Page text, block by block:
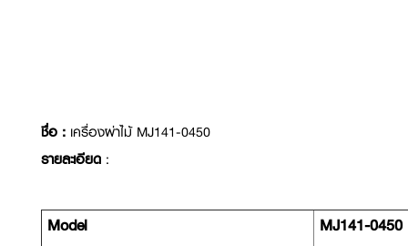
ชื่อ : เครื่องผ่าไม้ MJ141-0450
รายละเอียด :
Model
MJ141-0450